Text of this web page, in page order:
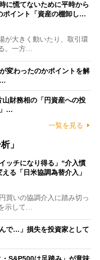
に慌てないために平時から
ポイント「資産の棚卸し…
が大きく動いたり、取引環
。一方…
変わったのかポイントを解
…
山財務相の「円資産への投
…
一覧を見る
」
ッチになり得る」“介入慣
る「日米協調為替介入」
買いの協調介入に踏み切っ
示して…
で…」損失を投資家として